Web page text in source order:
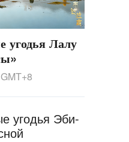
угодья Лалу
угодья Эби-